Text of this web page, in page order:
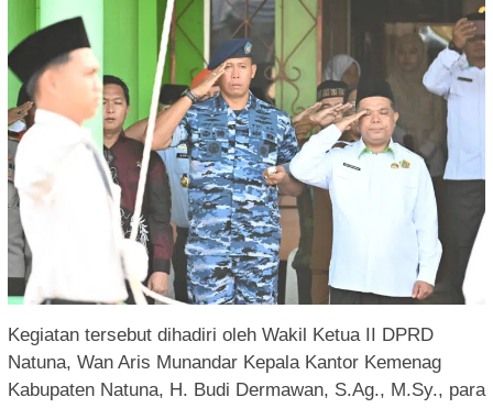
Kegiatan tersebut dihadiri oleh Wakil Ketua II DPRD
Natuna, Wan Aris Munandar Kepala Kantor Kemenag
Kabupaten Natuna, H. Budi Dermawan, S.Ag., M.Sy., para